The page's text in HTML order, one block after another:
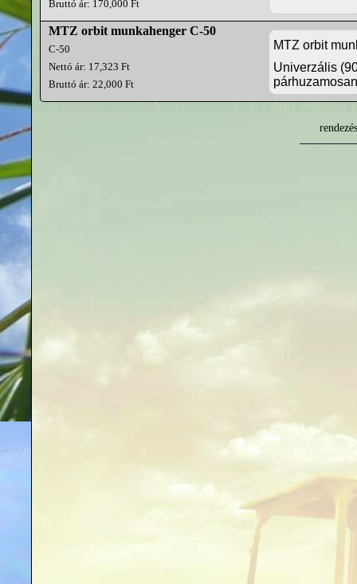
Bruttó ár: 170,000 Ft
MTZ orbit
Univerzális
MTZ orbit munkahenger C-50
C-50
Nettó ár: 17,323 Ft
Bruttó ár: 22,000 Ft